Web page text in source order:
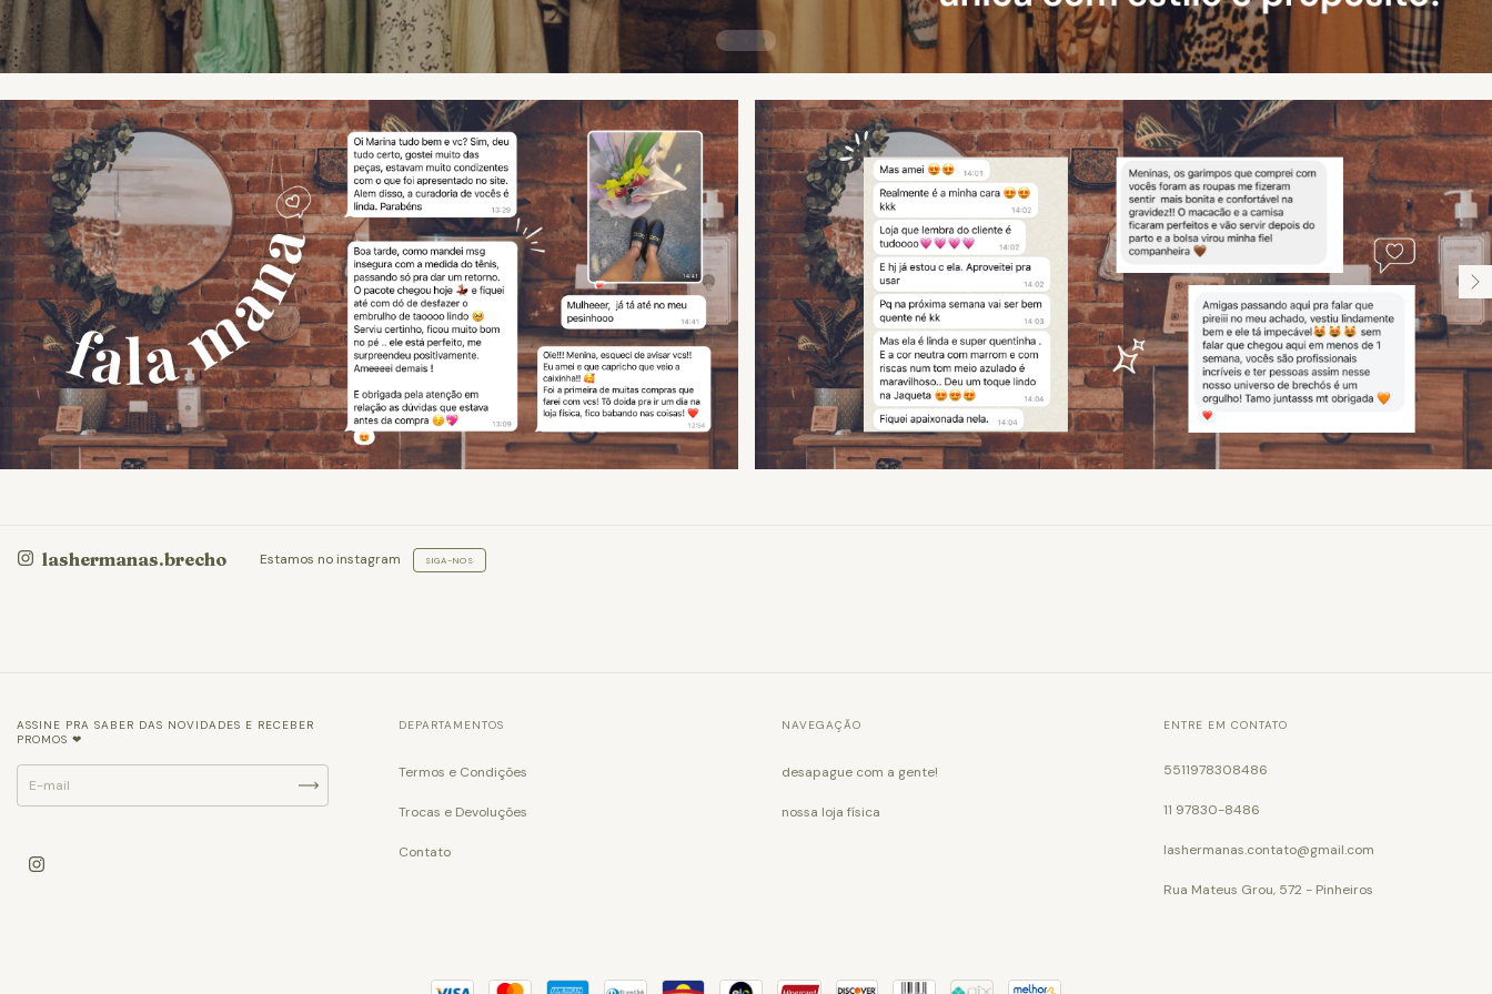
lashermanas.brecho Estamos no instagram SIGA-NOS
ASSINE PRA SABER DAS NOVIDADES E RECEBER
PROMOS ❤
DEPARTAMENTOS
Termos e Condições
Trocas e Devoluções
Contato
NAVEGAÇÃO
desapague com a gente!
nossa loja física
ENTRE EM CONTATO
5511978308486
11 97830-8486
lashermanas.contato@gmail.com
Rua Mateus Grou, 572 - Pinheiros